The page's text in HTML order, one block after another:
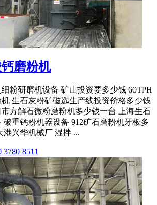
磨粉机
粉研磨机设备 矿山投资要多少钱 60TPH
生石灰粉矿磁选生产线投资价格多少钱
市方解石微粉磨粉机多少钱一台 上海生石
破重钙粉机器设备 912矿石磨粉机牙板多
港兴华机械厂 湿拌 ...
8511